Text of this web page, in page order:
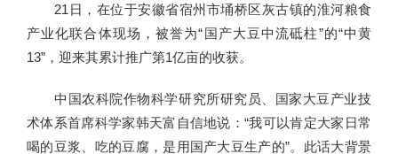
21日，在位于安徽省宿州市埇桥区灰古镇的淮河粮食
产业化联合体现场，被誉为“国产大豆中流砥柱”的“中黄
13”，迎来其累计推广第1亿亩的收获。
中国农科院作物科学研究所研究员、国家大豆产业技
术体系首席科学家韩天富自信地说：“我可以肯定大家日常
喝的豆浆、吃的豆腐，是用国产大豆生产的”。此话大背景